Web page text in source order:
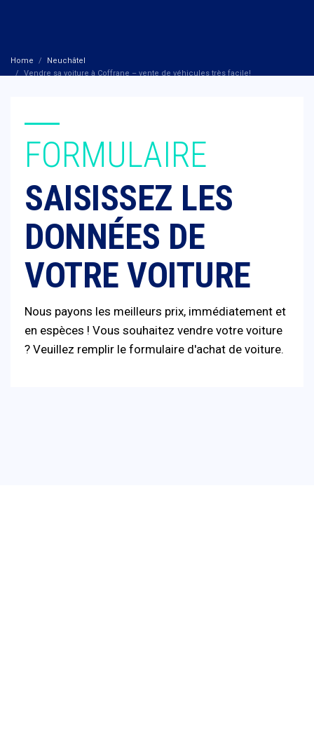
Home
Neuchâtel
Vendre sa voiture à Coffrane – vente de véhicules très facile!
FORMULAIRE
SAISISSEZ LES
DONNÉES DE
VOTRE VOITURE
Nous payons les meilleurs prix, immédiatement et
en espèces ! Vous souhaitez vendre votre voiture
? Veuillez remplir le formulaire d'achat de voiture.